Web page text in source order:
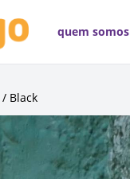
quem somos
/ Black